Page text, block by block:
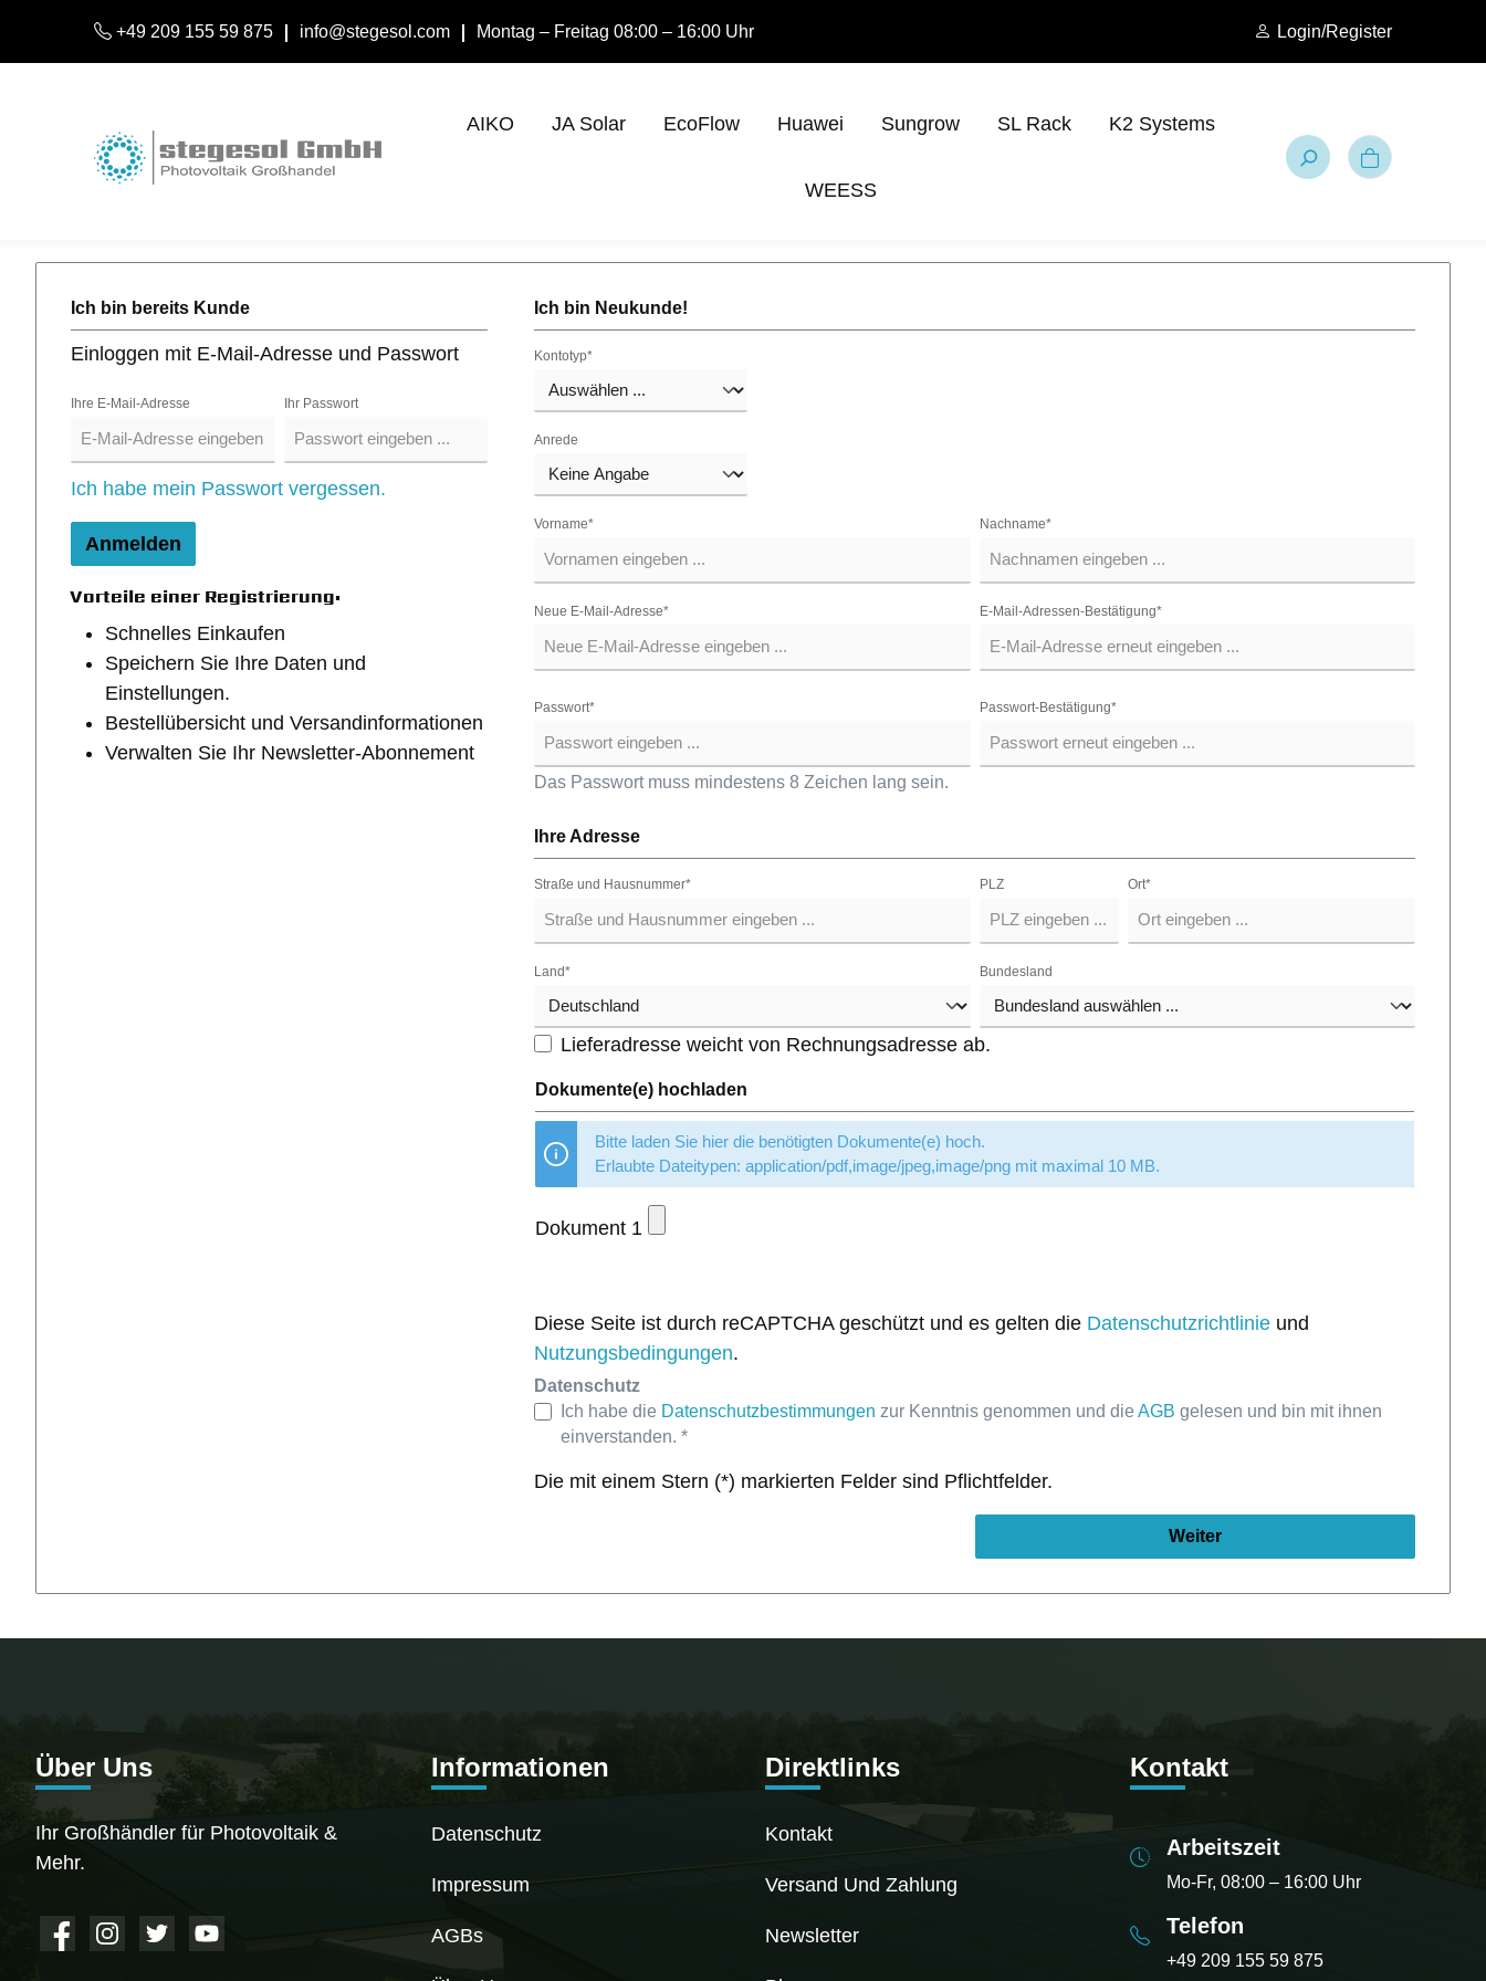
+49 209 155 59 875 info@stegesol.com Montag – Freitag 08:00 – 16:00 Uhr Login/Register
AIKO JA Solar EcoFlow Huawei Sungrow SL Rack K2 Systems
WEESS
Ich bin bereits Kunde
Einloggen mit E-Mail-Adresse und Passwort
Ihre E-Mail-Adresse Ihr Passwort
Ich habe mein Passwort vergessen.
Anmelden
Vorteile einer Registrierung:
Schnelles Einkaufen
Speichern Sie Ihre Daten und
Einstellungen.
Bestellübersicht und Versandinformationen
Verwalten Sie Ihr Newsletter-Abonnement
Ich bin Neukunde!
Kontotyp*
Anrede
Vorname* Nachname*
Neue E-Mail-Adresse* E-Mail-Adressen-Bestätigung*
Passwort*
Das Passwort muss mindestens 8 Zeichen lang sein.
Passwort-Bestätigung*
Ihre Adresse
Straße und Hausnummer* PLZ Ort*
Land* Bundesland
Lieferadresse weicht von Rechnungsadresse ab.
Dokumente(e) hochladen
Bitte laden Sie hier die benötigten Dokumente(e) hoch.
Erlaubte Dateitypen: application/pdf,image/jpeg,image/png mit maximal 10 MB.
Dokument 1
Diese Seite ist durch reCAPTCHA geschützt und es gelten die Datenschutzrichtlinie und
Nutzungsbedingungen.
Datenschutz
Ich habe die Datenschutzbestimmungen zur Kenntnis genommen und dieAGB gelesen und bin mit ihnen
einverstanden. *
Die mit einem Stern (*) markierten Felder sind Pflichtfelder.
Weiter
Über Uns
Ihr Großhändler für Photovoltaik &
Mehr.
Informationen
Datenschutz
Impressum
AGBs
Direktlinks
Kontakt
Versand Und Zahlung
Newsletter
Kontakt
Arbeitszeit
Mo-Fr, 08:00 – 16:00 Uhr
Telefon
+49 209 155 59 875